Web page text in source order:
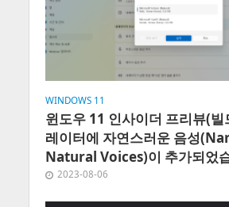
WINDOWS 11
윈도우 11 인사이더 프리뷰(
레이터에 자연스러운 음성
Natural Voices)이 추가되었
2023-08-06